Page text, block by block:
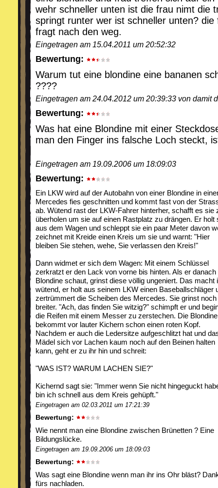
wehr schneller unten ist die frau nimt die
springt runter wer ist schneller unten? die
fragt nach den weg.
Eingetragen am 15.04.2011 um 20:52:32
Bewertung:
Warum tut eine blondine eine bananen
????
Eingetragen am 24.04.2012 um 20:39:33 von damit
Bewertung:
Was hat eine Blondine mit einer
man den Finger ins falsche Loch steckt,
Eingetragen am 19.09.2006 um 18:09:03
Bewertung:
Ein LKW wird auf der Autobahn von einer Blondine in
Mercedes fies geschnitten und kommt fast von der
ab. Wütend rast der LKW-Fahrer hinterher, schafft es sie
überholen um sie auf einen Rastplatz zu drängen. Er holt
aus dem Wagen und schleppt sie ein paar Meter davon
zeichnet mit Kreide einen Kreis um sie und warnt: "Hier
bleiben Sie stehen, wehe, Sie verlassen den Kreis!"
Dann widmet er sich dem Wagen: Mit einem Schlüssel
zerkratzt er den Lack von vorne bis hinten. Als er danach
Blondine schaut, grinst diese völlig ungeniert. Das macht
wütend, er holt aus seinem LKW einen Baseballschläger
zertrümmert die Scheiben des Mercedes. Sie grinst noch
breiter. "Ach, das finden Sie witzig?" schimpft er und
die Reifen mit einem Messer zu zerstechen. Die Blondine
bekommt vor lauter Kichern schon einen roten Kopf.
Nachdem er auch die Ledersitze aufgeschlitzt hat und
Mädel sich vor Lachen kaum noch auf den Beinen halten
kann, geht er zu ihr hin und schreit:
"WAS IST? WARUM LACHEN SIE?"
Kichernd sagt sie: "Immer wenn Sie nicht hingeguckt
bin ich schnell aus dem Kreis gehüpft."
Eingetragen am 02.03.2011 um 17:21:39
Bewertung:
Wie nennt man eine Blondine zwischen Brünetten ? Eine
Bildungslücke.
Eingetragen am 19.09.2006 um 18:09:03
Bewertung:
Was sagt eine Blondine wenn man ihr ins Ohr bläst?
fürs nachladen.